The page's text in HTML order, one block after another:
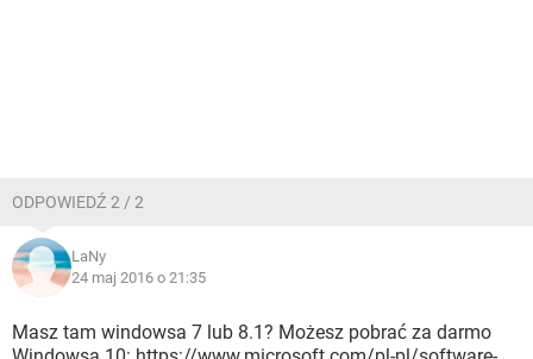
ODPOWIEDŹ 2 / 2
LaNy
24 maj 2016 o 21:35
Masz tam windowsa 7 lub 8.1? Możesz pobrać za darmo